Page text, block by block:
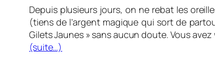
Depuis plusieurs jours, on ne rebat les
(tiens de l’argent magique qui sort de
Gilets Jaunes » sans aucun doute. Vous
(suite…)